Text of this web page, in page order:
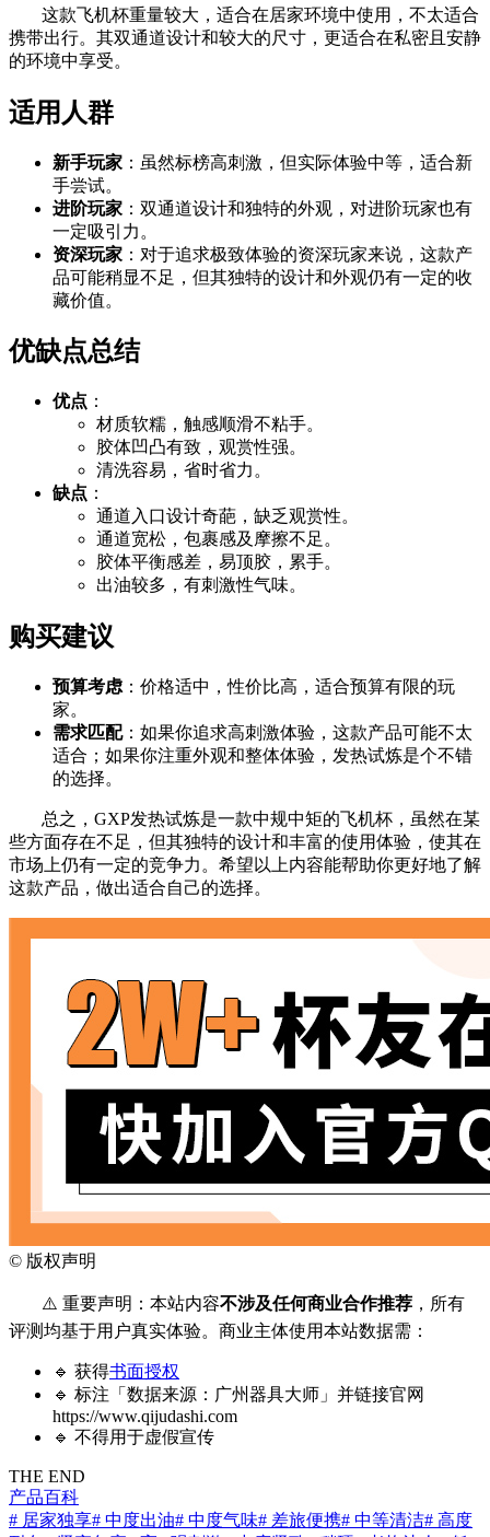
这款飞机杯重量较大，适合在居家环境中使用，不太适合
携带出行。其双通道设计和较大的尺寸，更适合在私密且安静
的环境中享受。
适用人群
新手玩家 ：虽然标榜高刺激，但实际体验中等，适合新
手尝试。
进阶玩家 ：双通道设计和独特的外观，对进阶玩家也有
一定吸引力。
资深玩家 ：对于追求极致体验的资深玩家来说，这款产
品可能稍显不足，但其独特的设计和外观仍有一定的收
藏价值。
优缺点总结
优点 ：
材质软糯，触感顺滑不粘手。
胶体凹凸有致，观赏性强。
清洗容易，省时省力。
缺点 ：
通道入口设计奇葩，缺乏观赏性。
通道宽松，包裹感及摩擦不足。
胶体平衡感差，易顶胶，累手。
出油较多，有刺激性气味。
购买建议
预算考虑 ：价格适中，性价比高，适合预算有限的玩
家。
需求匹配：如果你追求高刺激体验，这款产品可能不太
适合；如果你注重外观和整体体验，发热试炼是个不错
的选择。
总之，GXP发热试炼是一款中规中矩的飞机杯，虽然在某
些方面存在不足，但其独特的设计和丰富的使用体验，使其在
市场上仍有一定的竞争力。希望以上内容能帮助你更好地了解
这款产品，做出适合自己的选择。
© 版权声明
⚠️ 重要声明：本站内容不涉及任何商业合作推荐 ，所有
评测均基于用户真实体验。商业主体使用本站数据需：
🔹 获得书面授权
🔹 标注「数据来源：广州器具大师」并链接官网
https://www.qijudashi.com
🔹 不得用于虚假宣传
THE END
产品百科
# 居家独享# 中度出油# 中度气味# 差旅便携# 中等清洁# 高度